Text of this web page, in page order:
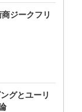
ジークフリ
グとユーリ